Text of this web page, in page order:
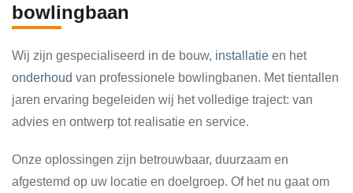
bowlingbaan
Wij zijn gespecialiseerd in de bouw, installatie en het
onderhoud van professionele bowlingbanen. Met tientallen
jaren ervaring begeleiden wij het volledige traject: van
advies en ontwerp tot realisatie en service.
Onze oplossingen zijn betrouwbaar, duurzaam en
afgestemd op uw locatie en doelgroep. Of het nu gaat om